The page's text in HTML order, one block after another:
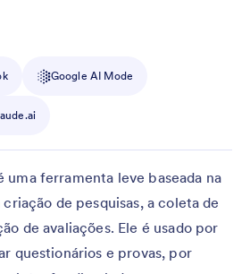
Google AI Mode
uma ferramenta leve baseada na
de pesquisas, a coleta de
de avaliações. Ele é usado por
questionários e provas, por